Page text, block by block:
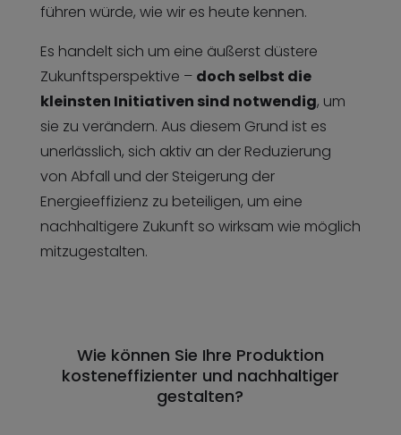
führen würde, wie wir es heute kennen.
Es handelt sich um eine äußerst düstere
Zukunftsperspektive – doch selbst die
kleinsten Initiativen sind notwendig, um
sie zu verändern. Aus diesem Grund ist es
unerlässlich, sich aktiv an der Reduzierung
von Abfall und der Steigerung der
Energieeffizienz zu beteiligen, um eine
nachhaltigere Zukunft so wirksam wie möglich
mitzugestalten.
Wie können Sie Ihre Produktion
kosteneffizienter und nachhaltiger
gestalten?